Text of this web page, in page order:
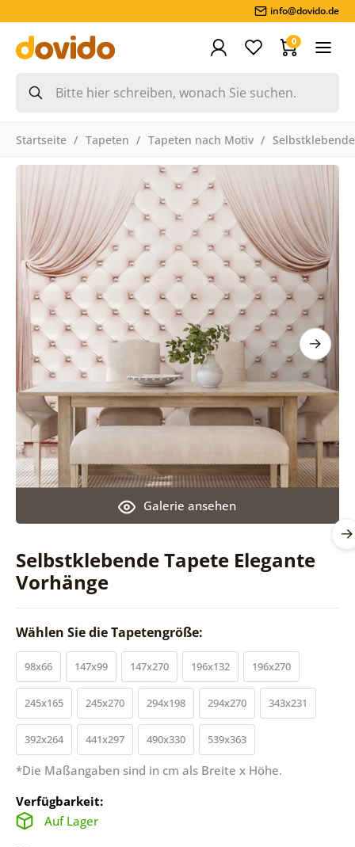
info@dovido.de
0
Startseite Tapeten Tapeten nach Motiv
Selbstklebende Tapete Elegante
Vorhänge
Galerie ansehen
Wählen Sie die Tapetengröße:
98x66 147x99 147x270 196x132 196x270
245x165 245x270 294x198 294x270 343x231
392x264 441x297 490x330 539x363
*Die Maßangaben sind in cm als Breite x Höhe.
Verfügbarkeit:
Auf Lager